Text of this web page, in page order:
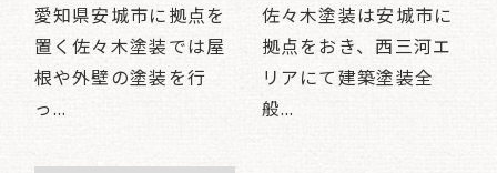
愛知県安城市に拠点を
置く佐々木塗装では屋
根や外壁の塗装を行
っ...
佐々木塗装は安城市に
拠点をおき、西三河エ
リアにて建築塗装全
般...